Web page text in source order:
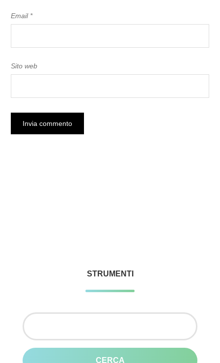
Email *
Sito web
STRUMENTI
Ricerca